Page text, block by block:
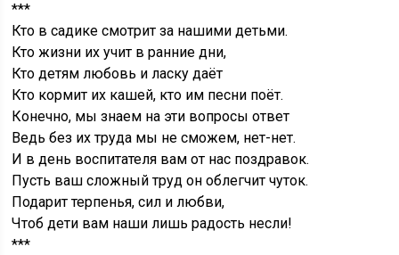
***
Кто в садике смотрит за нашими детьми.
Кто жизни их учит в ранние дни,
Кто детям любовь и ласку даёт
Кто кормит их кашей, кто им песни поёт.
Конечно, мы знаем на эти вопросы ответ
Ведь без их труда мы не сможем, нет-нет.
И в день воспитателя вам от нас поздравок.
Пусть ваш сложный труд он облегчит чуток.
Подарит терпенья, сил и любви,
Чтоб дети вам наши лишь радость несли!
***